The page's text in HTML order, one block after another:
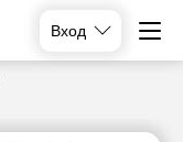
Вход